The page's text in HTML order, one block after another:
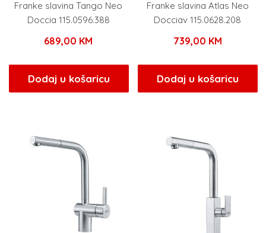
Franke slavina Tango Neo
Doccia 115.0596.388
689,00 KM
Dodaj u košaricu
Franke slavina Atlas Neo
Docciav 115.0628.208
739,00 KM
Dodaj u košaricu